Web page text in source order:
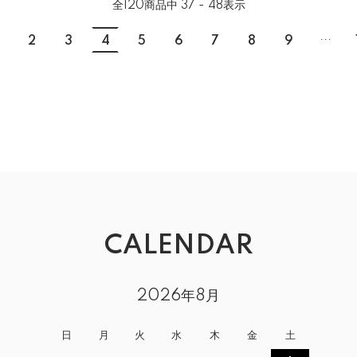
全120商品中 37 - 48表示
2 3 4 5 6 7 8 9 ...
CALENDAR
2026年8月
日 月 火 水 木 金 土